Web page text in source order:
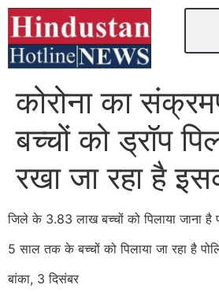
कोरोना का
बच्चों को ड्रॉप
रखा जा रहा है
जिले के 3.83 लाख बच्चों को पिलाया जाना है
5 साल तक के बच्चों को पिलाया जा रहा है
बांका, 3 दिसंबर